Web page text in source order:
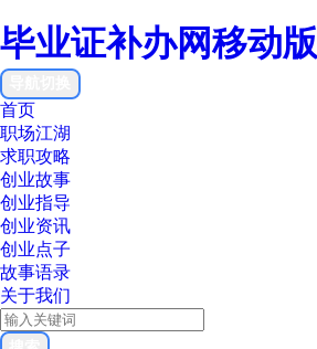
毕业证补办网移动版
首页
职场江湖
求职攻略
创业故事
创业指导
创业资讯
创业点子
故事语录
关于我们